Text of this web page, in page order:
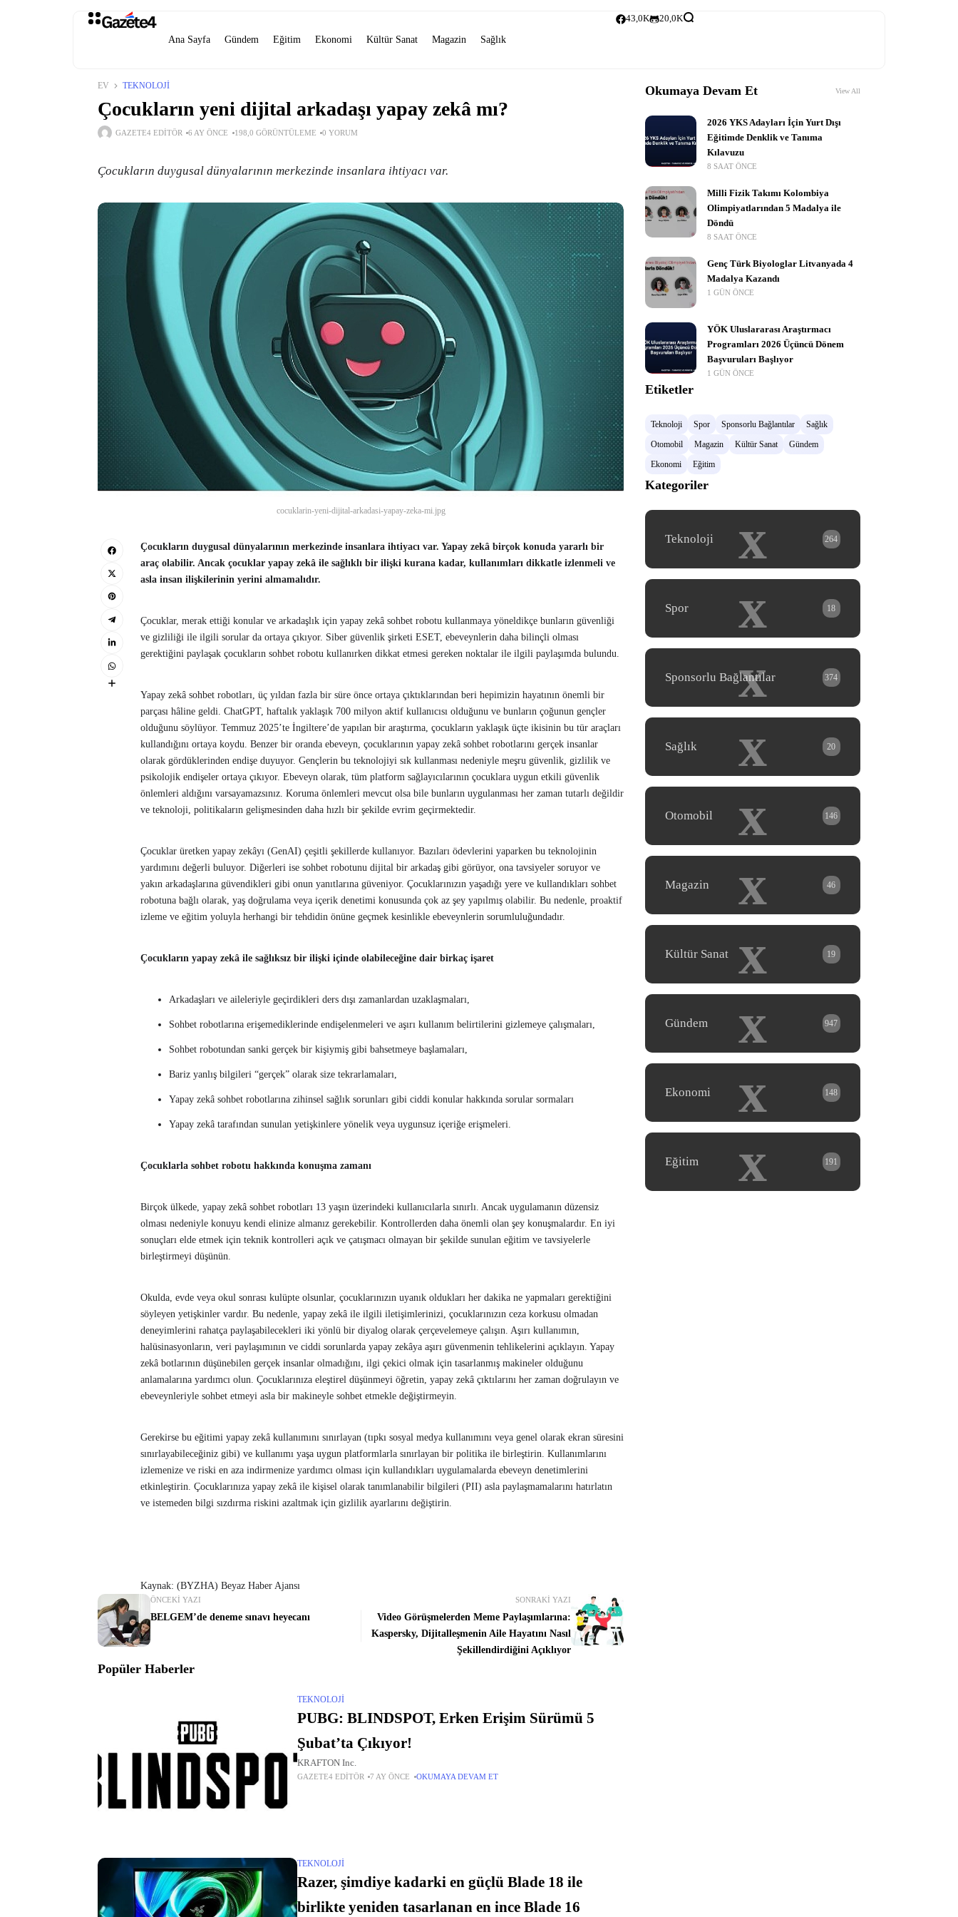
Ana Sayfa Gündem Eğitim Ekonomi Kültür Sanat Magazin Sağlık
43,0K 20,0K
EV TEKNOLOJI
Çocukların yeni dijital arkadaşı yapay zekâ mı?
GAZETE4 EDITÖR 6 AY ÖNCE 198,0 GÖRÜNTÜLEME 0 YORUM
Çocukların duygusal dünyalarının merkezinde insanlara ihtiyacı var.
cocuklarin-yeni-dijital-arkadasi-yapay-zeka-mi.jpg
Çocukların duygusal dünyalarının merkezinde insanlara ihtiyacı var. Yapay zekâ birçok konuda yararlı bir
araç olabilir. Ancak çocuklar yapay zekâ ile sağlıklı bir ilişki kurana kadar, kullanımları dikkatle izlenmeli ve
asla insan ilişkilerinin yerini almamalıdır.
Çocuklar, merak ettiği konular ve arkadaşlık için yapay zekâ sohbet robotu kullanmaya yöneldikçe bunların güvenliği
ve gizliliği ile ilgili sorular da ortaya çıkıyor. Siber güvenlik şirketi ESET, ebeveynlerin daha bilinçli olması
gerektiğini paylaşak çocukların sohbet robotu kullanırken dikkat etmesi gereken noktalar ile ilgili paylaşımda bulundu.
Yapay zekâ sohbet robotları, üç yıldan fazla bir süre önce ortaya çıktıklarından beri hepimizin hayatının önemli bir
parçası hâline geldi. ChatGPT, haftalık yaklaşık 700 milyon aktif kullanıcısı olduğunu ve bunların çoğunun gençler
olduğunu söylüyor. Temmuz 2025’te İngiltere’de yapılan bir araştırma, çocukların yaklaşık üçte ikisinin bu tür araçları
kullandığını ortaya koydu. Benzer bir oranda ebeveyn, çocuklarının yapay zekâ sohbet robotlarını gerçek insanlar
olarak gördüklerinden endişe duyuyor. Gençlerin bu teknolojiyi sık kullanması nedeniyle meşru güvenlik, gizlilik ve
psikolojik endişeler ortaya çıkıyor. Ebeveyn olarak, tüm platform sağlayıcılarının çocuklara uygun etkili güvenlik
önlemleri aldığını varsayamazsınız. Koruma önlemleri mevcut olsa bile bunların uygulanması her zaman tutarlı değildir
ve teknoloji, politikaların gelişmesinden daha hızlı bir şekilde evrim geçirmektedir.
Çocuklar üretken yapay zekâyı (GenAI) çeşitli şekillerde kullanıyor. Bazıları ödevlerini yaparken bu teknolojinin
yardımını değerli buluyor. Diğerleri ise sohbet robotunu dijital bir arkadaş gibi görüyor, ona tavsiyeler soruyor ve
yakın arkadaşlarına güvendikleri gibi onun yanıtlarına güveniyor. Çocuklarınızın yaşadığı yere ve kullandıkları sohbet
robotuna bağlı olarak, yaş doğrulama veya içerik denetimi konusunda çok az şey yapılmış olabilir. Bu nedenle, proaktif
izleme ve eğitim yoluyla herhangi bir tehdidin önüne geçmek kesinlikle ebeveynlerin sorumluluğundadır.
Çocukların yapay zekâ ile sağlıksız bir ilişki içinde olabileceğine dair birkaç işaret
Arkadaşları ve aileleriyle geçirdikleri ders dışı zamanlardan uzaklaşmaları,
Sohbet robotlarına erişemediklerinde endişelenmeleri ve aşırı kullanım belirtilerini gizlemeye çalışmaları,
Sohbet robotundan sanki gerçek bir kişiymiş gibi bahsetmeye başlamaları,
Bariz yanlış bilgileri “gerçek” olarak size tekrarlamaları,
Yapay zekâ sohbet robotlarına zihinsel sağlık sorunları gibi ciddi konular hakkında sorular sormaları
Yapay zekâ tarafından sunulan yetişkinlere yönelik veya uygunsuz içeriğe erişmeleri.
Çocuklarla sohbet robotu hakkında konuşma zamanı
Birçok ülkede, yapay zekâ sohbet robotları 13 yaşın üzerindeki kullanıcılarla sınırlı. Ancak uygulamanın düzensiz
olması nedeniyle konuyu kendi elinize almanız gerekebilir. Kontrollerden daha önemli olan şey konuşmalardır. En iyi
sonuçları elde etmek için teknik kontrolleri açık ve çatışmacı olmayan bir şekilde sunulan eğitim ve tavsiyelerle
birleştirmeyi düşünün.
Okulda, evde veya okul sonrası kulüpte olsunlar, çocuklarınızın uyanık oldukları her dakika ne yapmaları gerektiğini
söyleyen yetişkinler vardır. Bu nedenle, yapay zekâ ile ilgili iletişimlerinizi, çocuklarınızın ceza korkusu olmadan
deneyimlerini rahatça paylaşabilecekleri iki yönlü bir diyalog olarak çerçevelemeye çalışın. Aşırı kullanımın,
halüsinasyonların, veri paylaşımının ve ciddi sorunlarda yapay zekâya aşırı güvenmenin tehlikelerini açıklayın. Yapay
zekâ botlarının düşünebilen gerçek insanlar olmadığını, ilgi çekici olmak için tasarlanmış makineler olduğunu
anlamalarına yardımcı olun. Çocuklarınıza eleştirel düşünmeyi öğretin, yapay zekâ çıktılarını her zaman doğrulayın ve
ebeveynleriyle sohbet etmeyi asla bir makineyle sohbet etmekle değiştirmeyin.
Gerekirse bu eğitimi yapay zekâ kullanımını sınırlayan (tıpkı sosyal medya kullanımını veya genel olarak ekran süresini
sınırlayabileceğiniz gibi) ve kullanımı yaşa uygun platformlarla sınırlayan bir politika ile birleştirin. Kullanımlarını
izlemenize ve riski en aza indirmenize yardımcı olması için kullandıkları uygulamalarda ebeveyn denetimlerini
etkinleştirin. Çocuklarınıza yapay zekâ ile kişisel olarak tanımlanabilir bilgileri (PII) asla paylaşmamalarını hatırlatın
ve istemeden bilgi sızdırma riskini azaltmak için gizlilik ayarlarını değiştirin.
Kaynak: (BYZHA) Beyaz Haber Ajansı
ÖNCEKI YAZI
BELGEM’de deneme sınavı heyecanı
SONRAKI YAZI
Video Görüşmelerden Meme Paylaşımlarına:
Kaspersky, Dijitalleşmenin Aile Hayatını Nasıl
Şekillendirdiğini Açıklıyor
Popüler Haberler
TEKNOLOJI
PUBG: BLINDSPOT, Erken Erişim Sürümü 5
Şubat’ta Çıkıyor!
KRAFTON Inc.
GAZETE4 EDITÖR 7 AY ÖNCE OKUMAYA DEVAM ET
TEKNOLOJI
Razer, şimdiye kadarki en güçlü Blade 18 ile
birlikte yeniden tasarlanan en ince Blade 16
Okumaya Devam Et View All
2026 YKS Adayları İçin Yurt Dışı
Eğitimde Denklik ve Tanıma
Kılavuzu
8 SAAT ÖNCE
Milli Fizik Takımı Kolombiya
Olimpiyatlarından 5 Madalya ile
Döndü
8 SAAT ÖNCE
Genç Türk Biyologlar Litvanyada 4
Madalya Kazandı
1 GÜN ÖNCE
YÖK Uluslararası Araştırmacı
Programları 2026 Üçüncü Dönem
Başvuruları Başlıyor
1 GÜN ÖNCE
Etiketler
Teknoloji Spor Sponsorlu Bağlantılar
Sağlık
Otomobil
Magazin Kültür Sanat
Gündem
Ekonomi
Eğitim
Kategoriler
x
Teknoloji 264
x
Spor 18
x
Sponsorlu Bağlantılar 374
x
Sağlık 20
x
Otomobil 146
x
Magazin 46
x
Kültür Sanat 19
x
Gündem 947
x
Ekonomi 148
x
Eğitim 191